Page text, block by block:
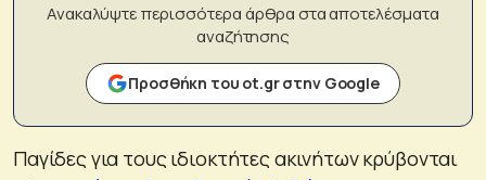
Ανακαλύψτε περισσότερα άρθρα στα αποτελέσματα
αναζήτησης
Προσθήκη του ot.gr στην Google
Παγίδες για τους ιδιοκτήτες ακινήτων κρύβονται